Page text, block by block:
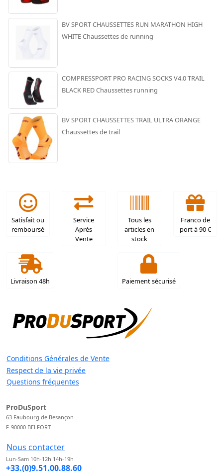
BV SPORT CHAUSSETTES RUN MARATHON HIGH
WHITE Chaussettes de running
COMPRESSPORT PRO RACING SOCKS V4.0 TRAIL
BLACK RED Chaussettes running
BV SPORT CHAUSSETTES TRAIL ULTRA ORANGE
Chaussettes de trail
Satisfait ou
remboursé
Service
Après
Vente
Tous les
articles en
stock
Franco de
port à 90 €
Livraison 48h Paiement sécurisé
Conditions Générales de Vente
Respect de la vie privée
Questions fréquentes
ProDuSport
63 Faubourg de Besançon
F-90000 BELFORT
Nous contacter
Lun-Sam 10h-12h 14h-19h
+33.(0)9.51.00.88.60